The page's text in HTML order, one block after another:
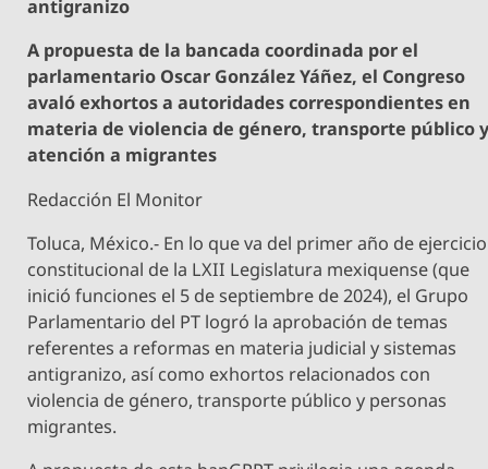
antigranizo
A propuesta de la bancada coordinada por el
parlamentario Oscar González Yáñez, el Congreso
avaló exhortos a autoridades correspondientes en
materia de violencia de género, transporte público
atención a migrantes
Redacción El Monitor
Toluca, México.- En lo que va del primer año de ejercicio
constitucional de la LXII Legislatura mexiquense (que
inició funciones el 5 de septiembre de 2024), el Grupo
Parlamentario del PT logró la aprobación de temas
referentes a reformas en materia judicial y sistemas
antigranizo, así como exhortos relacionados con
violencia de género, transporte público y personas
migrantes.